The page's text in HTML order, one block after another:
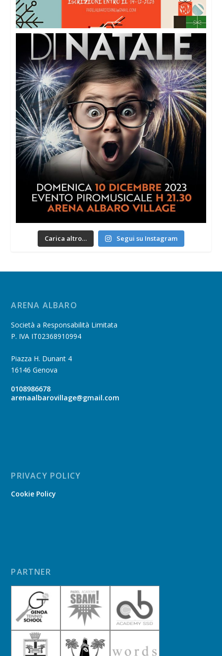
Carica altro… Segui su Instagram
ARENA ALBARO
Società a Responsabilità Limitata
P. IVA IT02368910994
Piazza H. Dunant 4
16146 Genova
0108986678
arenaalbarovillage@gmail.com
PRIVACY POLICY
Cookie Policy
PARTNER